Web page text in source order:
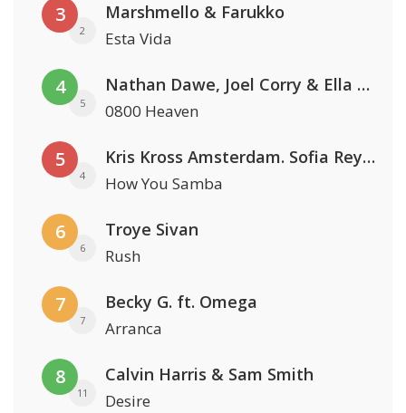
3
2
Marshmello & Farukko
Esta Vida
4
5
Nathan Dawe, Joel Corry & Ella Henderson
0800 Heaven
5
4
Kris Kross Amsterdam. Sofia Reyes & Tinie Tempah
How You Samba
6
6
Troye Sivan
Rush
7
7
Becky G. ft. Omega
Arranca
8
11
Calvin Harris & Sam Smith
Desire